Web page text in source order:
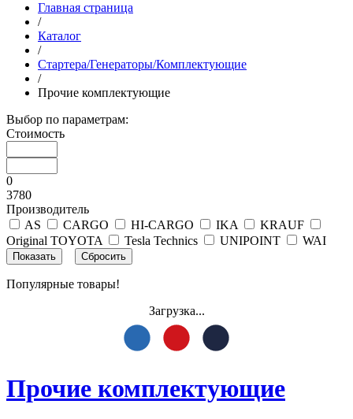
Главная страница
/
Каталог
/
Стартера/Генераторы/Комплектующие
/
Прочие комплектующие
Выбор по параметрам:
Стоимость
0
3780
Производитель
AS
CARGO HI-CARGO IKA
KRAUF
Original TOYOTA
Tesla Technics UNIPOINT WAI
Популярные товары!
Загрузка...
Прочие комплектующие